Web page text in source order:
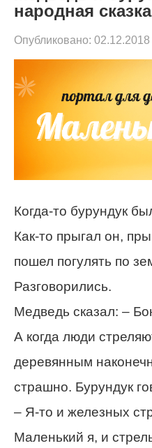
народная сказка
Опубликовано: 02.12.2018
Когда-то бурундук
Как-то прыгал он,
пошел погулять по
Разговорились.
Медведь сказал: –
А когда люди
деревянным
страшно. Бурундук
– Я-то и железных
Маленький я, и